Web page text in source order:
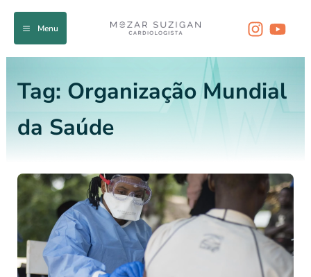
Menu
Tag: Organização Mundial
da Saúde